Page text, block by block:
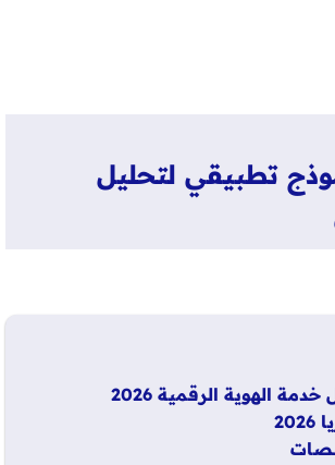
تطبيقي لتحليل
الهوية الرقمية 2026